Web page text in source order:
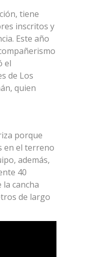
tiene
inscritos y
Este año
el
de Los
quien
porque
en el terreno
además,
40
la cancha
de largo